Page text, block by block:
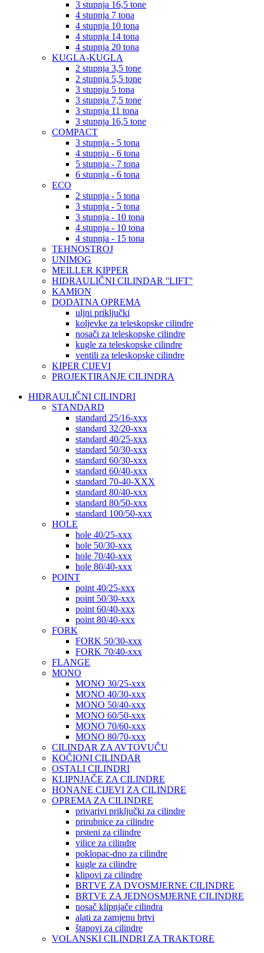
3 stupnja 16,5 tone
4 stupnja 7 tona
4 stupnja 10 tona
4 stupnja 14 tona
4 stupnja 20 tona
KUGLA-KUGLA
2 stupnja 3,5 tone
2 stupnja 5,5 tone
3 stupnja 5 tona
3 stupnja 7,5 tone
3 stupnja 11 tona
3 stupnja 16,5 tone
COMPACT
3 stupnja - 5 tona
4 stupnja - 6 tona
5 stupnja - 7 tona
6 stupnja - 6 tona
ECO
2 stupnja - 5 tona
3 stupnja - 5 tona
3 stupnja - 10 tona
4 stupnja - 10 tona
4 stupnja - 15 tona
TEHNOSTROJ
UNIMOG
MEILLER KIPPER
HIDRAULIČNI CILINDAR ''LIFT''
KAMION
DODATNA OPREMA
uljni priključki
koljevke za teleskopske cilindre
nosači za teleskopske cilindre
kugle za teleskopske cilindre
ventili za teleskopske cilindre
KIPER CIJEVI
PROJEKTIRANJE CILINDRA
HIDRAULIČNI CILINDRI
STANDARD
standard 25/16-xxx
standard 32/20-xxx
standard 40/25-xxx
standard 50/30-xxx
standard 60/30-xxx
standard 60/40-xxx
standard 70-40-XXX
standard 80/40-xxx
standard 80/50-xxx
standard 100/50-xxx
HOLE
hole 40/25-xxx
hole 50/30-xxx
hole 70/40-xxx
hole 80/40-xxx
POINT
point 40/25-xxx
point 50/30-xxx
point 60/40-xxx
point 80/40-xxx
FORK
FORK 50/30-xxx
FORK 70/40-xxx
FLANGE
MONO
MONO 30/25-xxx
MONO 40/30-xxx
MONO 50/40-xxx
MONO 60/50-xxx
MONO 70/60-xxx
MONO 80/70-xxx
CILINDAR ZA AVTOVUČU
KOČIONI CILINDAR
OSTALI CILINDRI
KLIPNJAČE ZA CILINDRE
HONANE CIJEVI ZA CILINDRE
OPREMA ZA CILINDRE
privarivi priključki za cilindre
prirubnice za cilindre
prsteni za cilindre
vilice za cilindre
poklopac-dno za cilindre
kugle za cilindre
klipovi za cilindre
BRTVE ZA DVOSMJERNE CILINDRE
BRTVE ZA JEDNOSMJERNE CILINDRE
nosač klipnjače cilindra
alati za zamjenu brtvi
štapovi za cilindre
VOLANSKI CILINDRI ZA TRAKTORE